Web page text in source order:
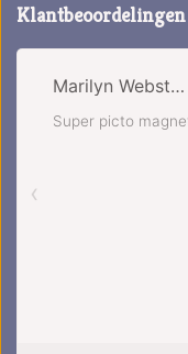
Klantbeoordelingen